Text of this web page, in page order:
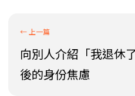
向別人介紹「我退休
後的身份焦慮